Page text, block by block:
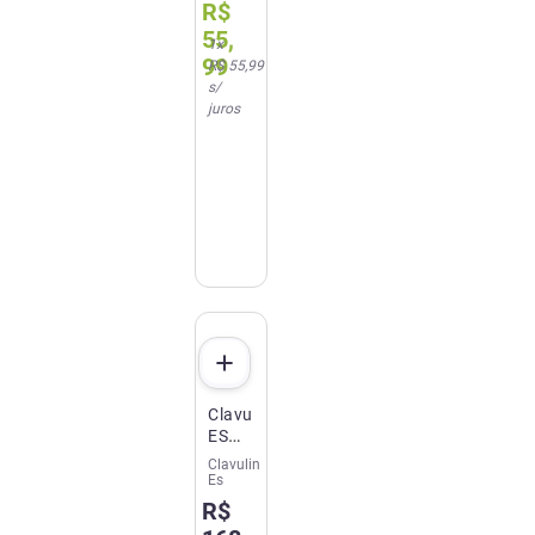
R$
55,
99
1x
R$ 55,99
s/
juros
Clavulin
ES
Amoxicilina
600mg/5ml
+
Clavulanato
Clavulin
Es
R$